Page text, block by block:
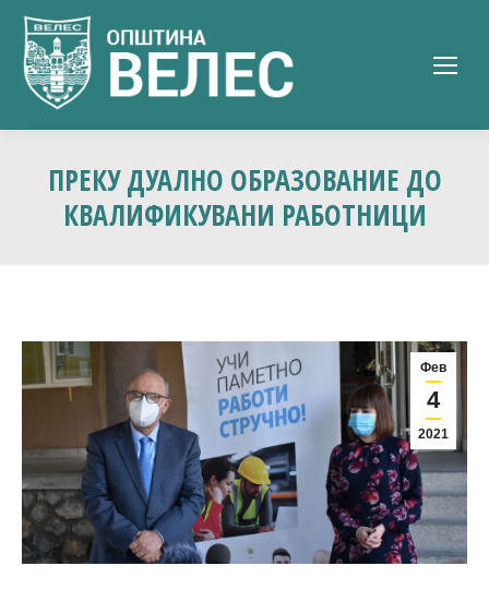
ПРЕКУ ДУАЛНО ОБРАЗОВАНИЕ ДО
КВАЛИФИКУВАНИ РАБОТНИЦИ
Фев
4
2021